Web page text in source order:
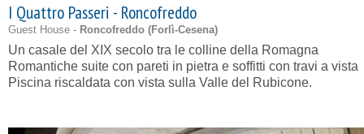
I Quattro Passeri - Roncofreddo
Guest House - Roncofreddo (Forlì-Cesena)
Un casale del XIX secolo tra le colline della Romagna
Romantiche suite con pareti in pietra e soffitti con travi a vista
Piscina riscaldata con vista sulla Valle del Rubicone.